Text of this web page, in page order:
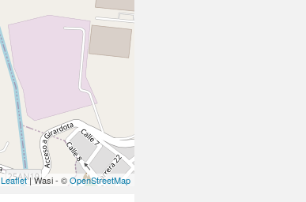
Leaflet| Wasi - ©OpenStreetMap